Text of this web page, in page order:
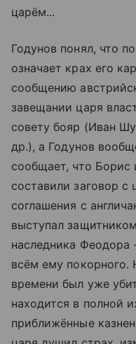
царём...
Годунов понял, что
означает крах его
сообщению
завещании царя
совету бояр (Иван
др.), а Годунов
сообщает, что
составили заговор
соглашения с
выступал
наследника Феодора
всём ему покорного.
времени был уже
находится в полной
приближённые